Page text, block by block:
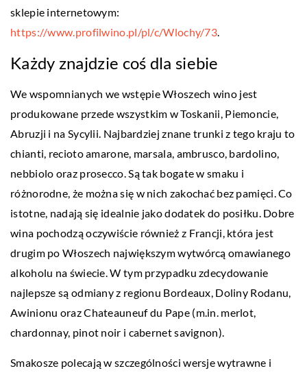
sklepie internetowym:
https://www.profilwino.pl/pl/c/Wlochy/73.
Każdy znajdzie coś dla siebie
We wspomnianych we wstępie Włoszech wino jest
produkowane przede wszystkim w Toskanii, Piemoncie,
Abruzji i na Sycylii. Najbardziej znane trunki z tego kraju to
chianti, recioto amarone, marsala, ambrusco, bardolino,
nebbiolo oraz prosecco. Są tak bogate w smaku i
różnorodne, że można się w nich zakochać bez pamięci. Co
istotne, nadają się idealnie jako dodatek do posiłku. Dobre
wina pochodzą oczywiście również z Francji, która jest
drugim po Włoszech największym wytwórcą omawianego
alkoholu na świecie. W tym przypadku zdecydowanie
najlepsze są odmiany z regionu Bordeaux, Doliny Rodanu,
Awinionu oraz Chateauneuf du Pape (m.in. merlot,
chardonnay, pinot noir i cabernet savignon).
Smakosze polecają w szczególności wersje wytrawne i